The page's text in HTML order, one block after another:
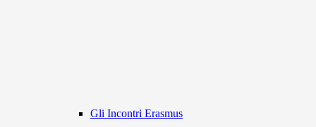
Gli Incontri Erasmus